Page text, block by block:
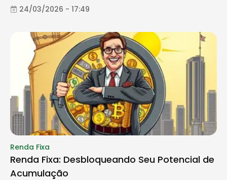
24/03/2026 - 17:49
Renda Fixa
Renda Fixa: Desbloqueando Seu Potencial de
Acumulação